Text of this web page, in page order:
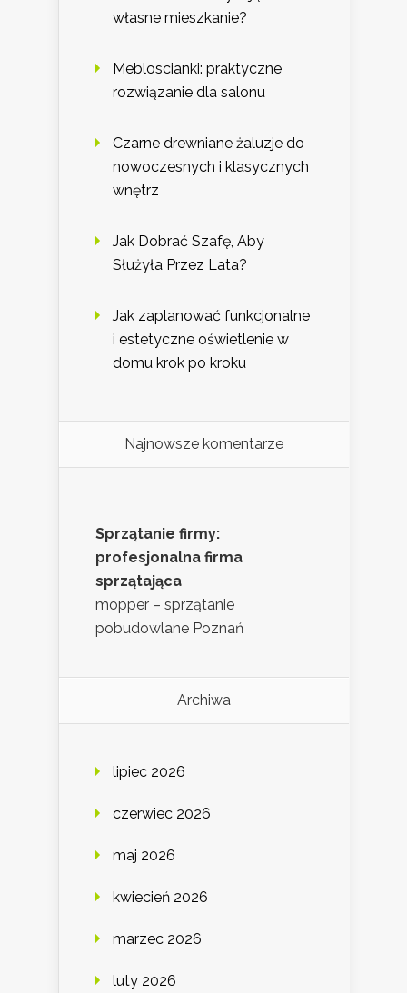
własne mieszkanie?
Mebloscianki: praktyczne
rozwiązanie dla salonu
Czarne drewniane żaluzje do
nowoczesnych i klasycznych
wnętrz
Jak Dobrać Szafę, Aby
Służyła Przez Lata?
Jak zaplanować funkcjonalne
i estetyczne oświetlenie w
domu krok po kroku
Najnowsze komentarze
Sprzątanie firmy:
profesjonalna firma
sprzątająca
mopper – sprzątanie
pobudowlane Poznań
Archiwa
lipiec 2026
czerwiec 2026
maj 2026
kwiecień 2026
marzec 2026
luty 2026